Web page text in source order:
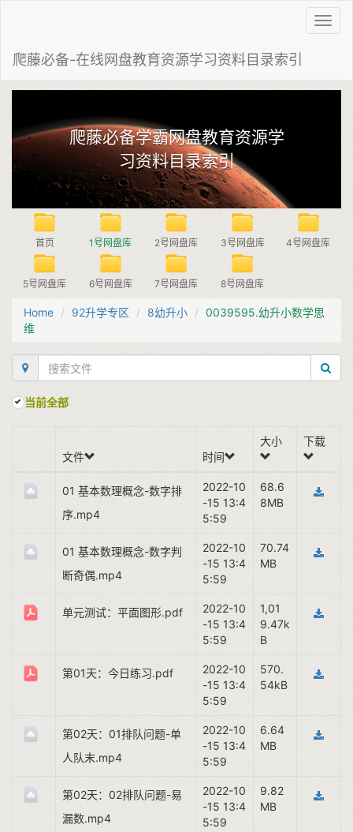
爬藤必备-在线网盘教育资源学习资料目录索引
爬藤必备学霸网盘教育资源学
习资料目录索引
首页 1号网盘库 2号网盘库 3号网盘库 4号网盘库
5号网盘库 6号网盘库 7号网盘库 8号网盘库
Home 92升学专区 8幼升小
​​0039​595.幼升小数学思
维​
当前全部
文件 时间
大小 下载
01 基本数理概念-数字排
序.mp4
2022-10
-15 13:4
5:59
68.6
8MB
01 基本数理概念-数字判
断奇偶.mp4
2022-10
-15 13:4
5:59
70.74
MB
单元测试：平面图形.pdf
2022-10
-15 13:4
5:59
1,01
9.47k
B
第01天：今日练习.pdf
2022-10
-15 13:4
5:59
570.
54kB
第02天：01排队问题-单
人队末.mp4
2022-10
-15 13:4
5:59
6.64
MB
第02天：02排队问题-易
漏数.mp4
2022-10
-15 13:4
5:59
9.82
MB